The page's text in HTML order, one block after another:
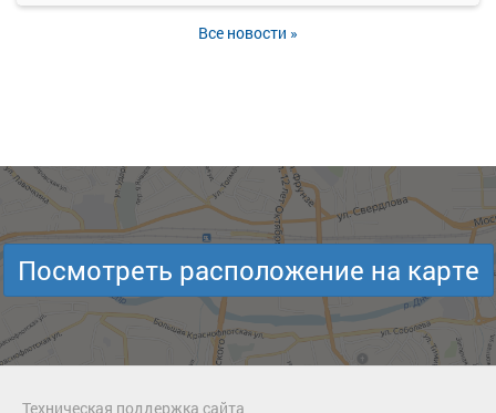
Все новости »
Посмотреть расположение на карте
Техническая поддержка сайта